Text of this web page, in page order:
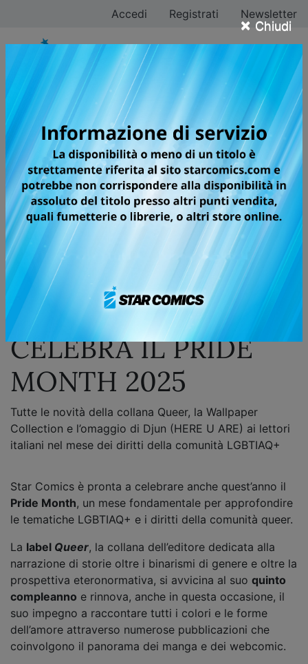
× Chiudi
Accedi Registrati Newsletter
STAR COMICS
CELEBRA IL PRIDE
MONTH 2025
Tutte le novità della collana Queer, la Wallpaper
Collection e l’omaggio di Djun (HERE U ARE) ai lettori
italiani nel mese dei diritti della comunità LGBTIAQ+
Star Comics è pronta a celebrare anche quest’anno il
Pride Month, un mese fondamentale per approfondire
le tematiche LGBTIAQ+ e i diritti della comunità queer.
La label Queer, la collana dell’editore dedicata alla
narrazione di storie oltre i binarismi di genere e oltre la
prospettiva eteronormativa, si avvicina al suo quinto
compleanno e rinnova, anche in questa occasione, il
suo impegno a raccontare tutti i colori e le forme
dell’amore attraverso numerose pubblicazioni che
coinvolgono il panorama dei manga e dei webcomic.